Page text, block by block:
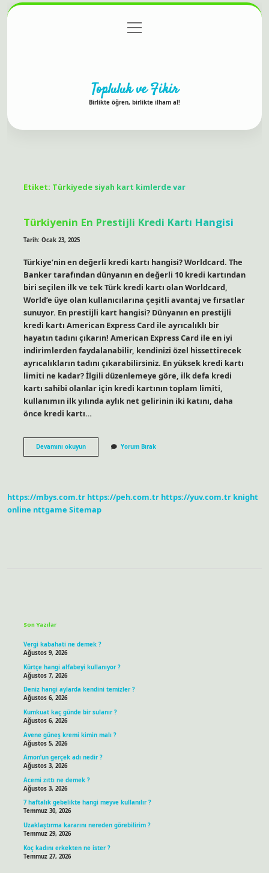
Gizlilik Politikası
menüyü
aç
Topluluk ve Fikir
Birlikte öğren, birlikte ilham al!
Etiket: Türkiyede siyah kart kimlerde var
Türkiyenin En Prestijli Kredi Kartı Hangisi
Tarih: Ocak 23, 2025
Türkiye’nin en değerli kredi kartı hangisi? Worldcard. The
Banker tarafından dünyanın en değerli 10 kredi kartından
biri seçilen ilk ve tek Türk kredi kartı olan Worldcard,
World’e üye olan kullanıcılarına çeşitli avantaj ve fırsatlar
sunuyor. En prestijli kart hangisi? Dünyanın en prestijli
kredi kartı American Express Card ile ayrıcalıklı bir
hayatın tadını çıkarın! American Express Card ile en iyi
indirimlerden faydalanabilir, kendinizi özel hissettirecek
ayrıcalıkların tadını çıkarabilirsiniz. En yüksek kredi kartı
limiti ne kadar? İlgili düzenlemeye göre, ilk defa kredi
kartı sahibi olanlar için kredi kartının toplam limiti,
kullanımın ilk yılında aylık net gelirinin iki katını, daha
önce kredi kartı…
Devamını okuyunTürkiyenin
En
Yorum Bırak
https://mbys.com.tr https://peh.com.tr https://yuv.com.tr knight
online nttgame Sitemap
Son Yazılar
Vergi kabahati ne demek ?
Ağustos 9, 2026
Kürtçe hangi alfabeyi kullanıyor ?
Ağustos 7, 2026
Deniz hangi aylarda kendini temizler ?
Ağustos 6, 2026
Kumkuat kaç günde bir sulanır ?
Ağustos 6, 2026
Avene güneş kremi kimin malı ?
Ağustos 5, 2026
Amon’un gerçek adı nedir ?
Ağustos 3, 2026
Acemi zıttı ne demek ?
Ağustos 3, 2026
7 haftalık gebelikte hangi meyve kullanılır ?
Temmuz 30, 2026
Uzaklaştırma kararını nereden görebilirim ?
Temmuz 29, 2026
Koç kadını erkekten ne ister ?
Temmuz 27, 2026